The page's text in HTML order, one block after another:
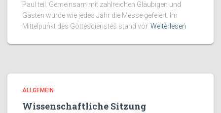
Paul teil. Gemeinsam mit zahlreichen Gläubigen und
Gästen wurde wie jedes Jahr die Messe gefeiert. Im
Mittelpunkt des Gottesdienstes stand vor Weiterlesen
ALLGEMEIN
Wissenschaftliche Sitzung